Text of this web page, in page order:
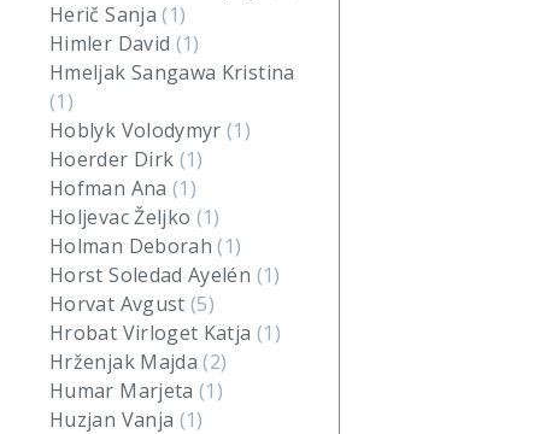
Herič Sanja(1)
Himler David (1)
Hmeljak Sangawa Kristina
(1)
Hoblyk Volodymyr(1)
Hoerder Dirk (1)
Hofman Ana (1)
Holjevac Željko (1)
Holman Deborah(1)
Horst Soledad Ayelén (1)
Horvat Avgust(5)
Hrobat Virloget Katja (1)
Hrženjak Majda(2)
Humar Marjeta(1)
Huzjan Vanja (1)